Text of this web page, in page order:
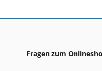
Fragen zum